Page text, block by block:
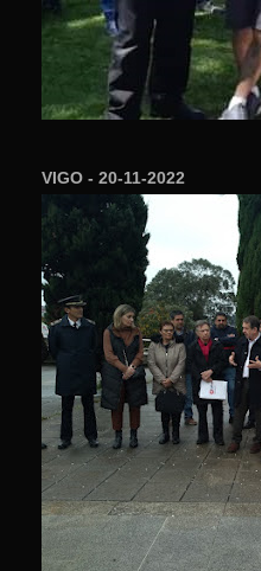
VIGO - 20-11-2022